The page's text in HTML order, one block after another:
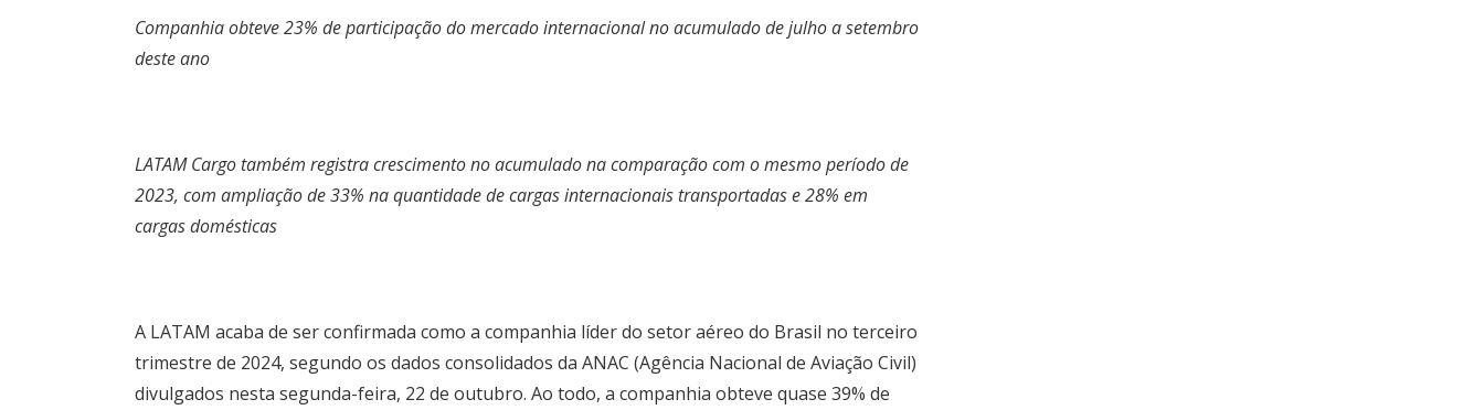
Companhia obteve 23% de participação do mercado internacional no acumulado de julho a setembro
deste ano
LATAM Cargo também registra crescimento no acumulado na comparação com o mesmo período de
2023, com ampliação de 33% na quantidade de cargas internacionais transportadas e 28% em
cargas domésticas
A LATAM acaba de ser confirmada como a companhia líder do setor aéreo do Brasil no terceiro
trimestre de 2024, segundo os dados consolidados da ANAC (Agência Nacional de Aviação Civil)
divulgados nesta segunda-feira, 22 de outubro. Ao todo, a companhia obteve quase 39% de